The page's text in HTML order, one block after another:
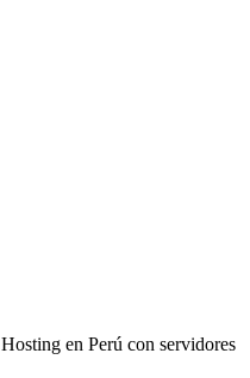
Hosting en Perú con servidores